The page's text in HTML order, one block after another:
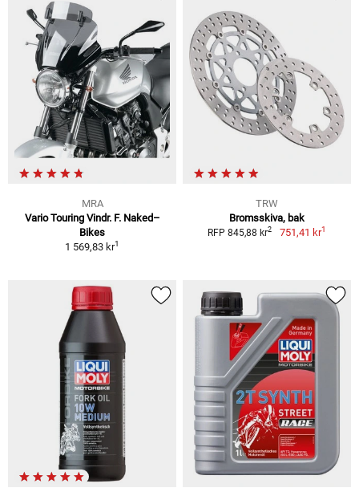
MRA
Vario Touring Vindr. F. Naked–
Bikes
1 569,83 kr1
TRW
Bromsskiva, bak
RFP 845,88 kr2 751,41 kr1